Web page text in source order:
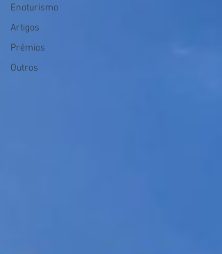
Enoturismo
Artigos
Prémios
Outros